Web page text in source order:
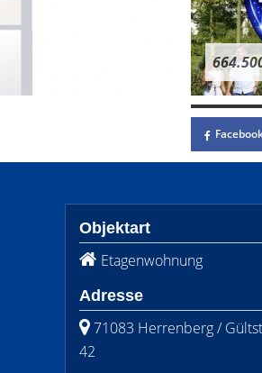
Objektart
Etagenwohnung
Adresse
71083 Herrenberg /
42